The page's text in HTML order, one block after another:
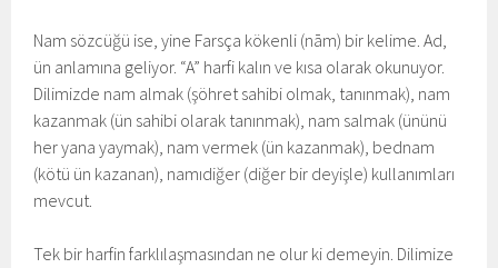
Nam sözcüğü ise, yine Farsça kökenli (nām) bir kelime. Ad,
ün anlamına geliyor. “A” harfi kalın ve kısa olarak okunuyor.
Dilimizde nam almak (şöhret sahibi olmak, tanınmak), nam
kazanmak (ün sahibi olarak tanınmak), nam salmak (ününü
her yana yaymak), nam vermek (ün kazanmak), bednam
(kötü ün kazanan), namıdiğer (diğer bir deyişle) kullanımları
mevcut.
Tek bir harfin farklılaşmasından ne olur ki demeyin. Dilimize